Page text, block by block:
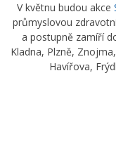
V květnu budou akce
průmyslovou
a postupně zamíří
Kladna, Plzně,
Havířova,